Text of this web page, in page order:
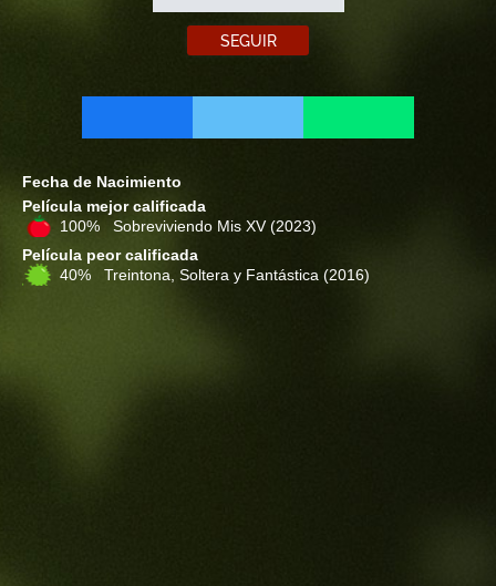
SEGUIR
Fecha de Nacimiento
Película mejor calificada
100% Sobreviviendo Mis XV(2023)
Película peor calificada
40% Treintona, Soltera y Fantástica (2016)